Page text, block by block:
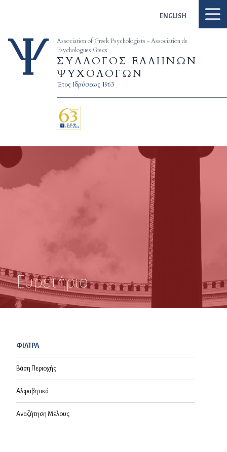
ENGLISH
Association of Greek Psychologists - Association de
Psychologues Grecs
ΣΥΛΛΟΓΟΣ ΕΛΛΗΝΩΝ
ΨΥΧΟΛΟΓΩΝ
Έτος Ιδρύσεως 1963
Ευρετήριο
ΦΙΛΤΡΑ
Βάση Περιοχής
Αλφαβητικά
Αναζήτηση Μέλους